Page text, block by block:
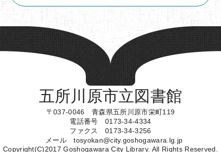
五所川原市立図書館
〒037-0046 青森県五所川原市栄町119
電話番号 0173-34-4334
ファクス 0173-34-3256
メール tosyokan@city.goshogawara.lg.jp
Copyright(C)2017 Goshogawara City Library. All Rights Reserved.